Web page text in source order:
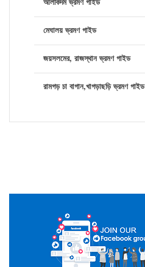
মেঘালয় ভ্রমণ গাইড
জয়সলমের, রাজস্থান ভ্রমণ গাইড
রামগড় চা বাগান,খাগড়াছড়ি ভ্রমণ গাইড